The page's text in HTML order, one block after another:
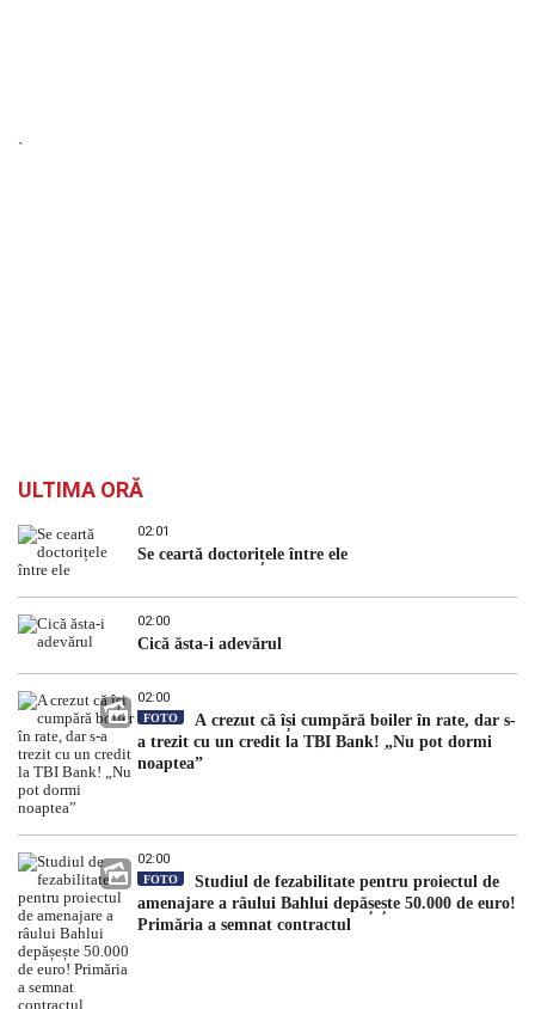
`
ULTIMA ORĂ
02:01
Se ceartă doctorițele între ele
02:00
Cică ăsta-i adevărul
02:00
FOTO
A crezut că își cumpără boiler în rate, dar s-
a trezit cu un credit la TBI Bank! „Nu pot dormi
noaptea”
02:00
FOTO
Studiul de fezabilitate pentru proiectul de
amenajare a râului Bahlui depășește 50.000 de euro!
Primăria a semnat contractul